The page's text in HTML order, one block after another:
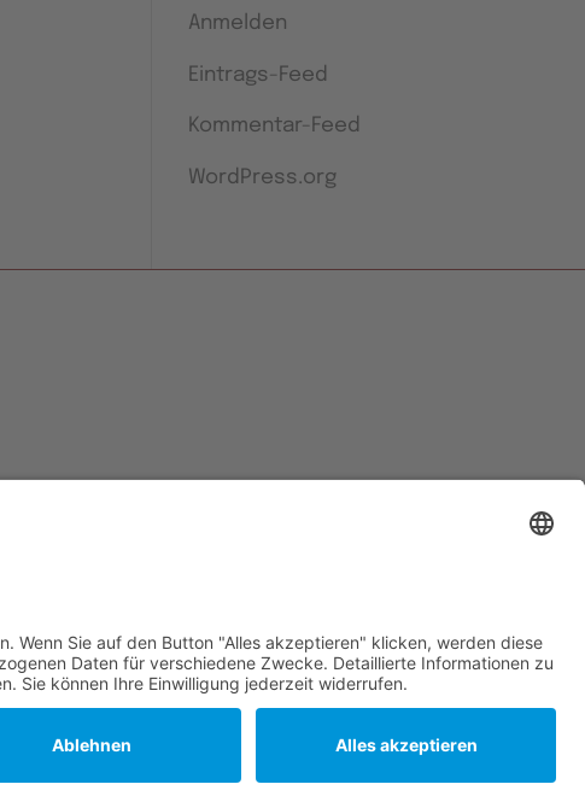
Anmelden
Eintrags-Feed
Kommentar-Feed
WordPress.org
© NHL-Hilfe e.V. 2026